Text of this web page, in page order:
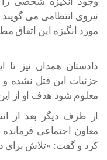
نیروی انتظامی می گویند
مورد انگیزه این اتفاق
دادستان همدان نیز
جزئیات این قتل نشده و
معلوم شود هدف او از
از طرف دیگر بعد از
معاون اجتماعی
کرد و گفت: «تلاش برای